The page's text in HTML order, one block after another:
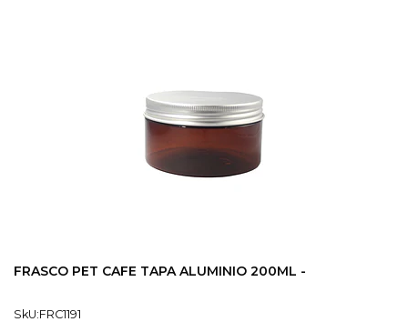
FRASCO PET CAFE TAPA ALUMINIO 200ML -
SkU:FRC1191